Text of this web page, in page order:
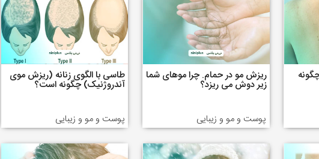
ریزش مو در حمام. چرا موهای شما
زیر دوش می ریزد؟
پوست و مو و زیبایی
طاسی با الگوی زنانه (ریزش موی
آندروژنیک) چگونه است؟
پوست و مو و زیبایی